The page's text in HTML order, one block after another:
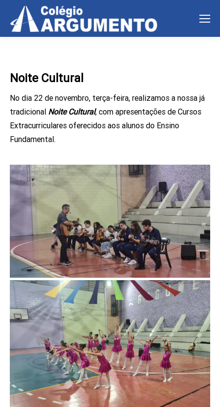
Noite Cultural
No dia 22 de novembro, terça-feira, realizamos a nossa já
tradicional Noite Cultural, com apresentações de Cursos
Extracurriculares oferecidos aos alunos do Ensino
Fundamental.